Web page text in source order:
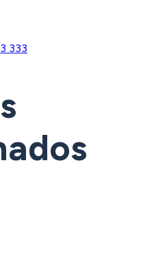
333